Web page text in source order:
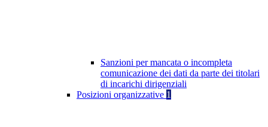
Sanzioni per mancata o incompleta
comunicazione dei dati da parte dei titolari
di incarichi dirigenziali
Posizioni organizzative 1